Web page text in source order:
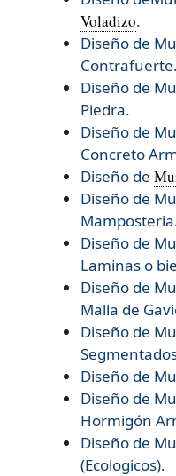
Voladizo.
Diseño de
Contrafuerte.
Diseño de
Piedra.
Diseño de
Concreto
Diseño de
Diseño de
Diseño de
Laminas o
Diseño de
Malla de
Diseño de
Diseño de
Diseño de
Hormigón
Diseño de
(Ecologicos).